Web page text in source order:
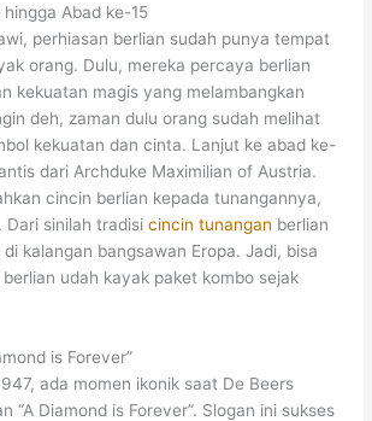
Abad ke-15
perhiasan berlian sudah punya tempat
orang. Dulu, mereka percaya berlian
kekuatan magis yang melambangkan
deh, zaman dulu orang sudah melihat
kekuatan dan cinta. Lanjut ke abad ke-
dari Archduke Maximilian of Austria.
cincin berlian kepada tunangannya,
Dari sinilah tradisicincin tunangan berlian
kalangan bangsawan Eropa. Jadi, bisa
udah kayak paket kombo sejak
is Forever”
ada momen ikonik saat De Beers
“A Diamond is Forever”. Slogan ini sukses